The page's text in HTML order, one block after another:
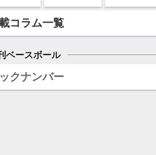
コラム一覧
ベースボール
クナンバー